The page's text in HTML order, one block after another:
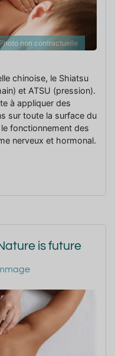
Photo non contractuelle
chinoise, le Shiatsu
et ATSU (pression).
à appliquer des
sur toute la surface du
fonctionnement des
nerveux et hormonal.
is future